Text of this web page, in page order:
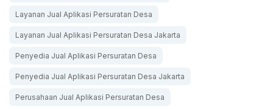
Layanan Jual Aplikasi Persuratan Desa
Layanan Jual Aplikasi Persuratan Desa Jakarta
Penyedia Jual Aplikasi Persuratan Desa
Penyedia Jual Aplikasi Persuratan Desa Jakarta
Perusahaan Jual Aplikasi Persuratan Desa